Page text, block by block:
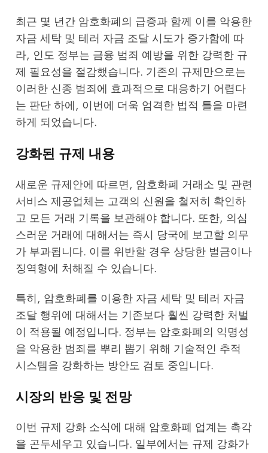
최근 몇 년간 암호화폐의 급증과 함께 이를 악용한
자금 세탁 및 테러 자금 조달 시도가 증가함에 따
라, 인도 정부는 금융 범죄 예방을 위한 강력한 규
제 필요성을 절감했습니다. 기존의 규제만으로는
이러한 신종 범죄에 효과적으로 대응하기 어렵다
는 판단 하에, 이번에 더욱 엄격한 법적 틀을 마련
하게 되었습니다.
강화된 규제 내용
새로운 규제안에 따르면, 암호화폐 거래소 및 관련
서비스 제공업체는 고객의 신원을 철저히 확인하
고 모든 거래 기록을 보관해야 합니다. 또한, 의심
스러운 거래에 대해서는 즉시 당국에 보고할 의무
가 부과됩니다. 이를 위반할 경우 상당한 벌금이나
징역형에 처해질 수 있습니다.
특히, 암호화폐를 이용한 자금 세탁 및 테러 자금
조달 행위에 대해서는 기존보다 훨씬 강력한 처벌
이 적용될 예정입니다. 정부는 암호화폐의 익명성
을 악용한 범죄를 뿌리 뽑기 위해 기술적인 추적
시스템을 강화하는 방안도 검토 중입니다.
시장의 반응 및 전망
이번 규제 강화 소식에 대해 암호화폐 업계는 촉각
을 곤두세우고 있습니다. 일부에서는 규제 강화가